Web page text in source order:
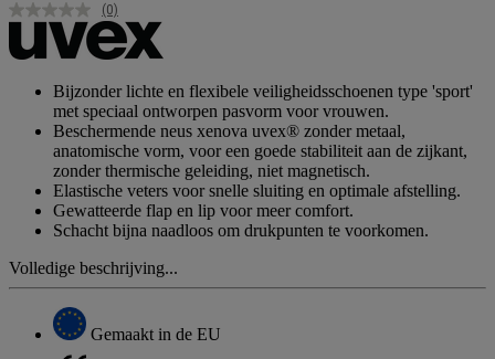
Geen
scorewaarde.
Dezelfde
(0)
Bijzonder lichte en flexibele veiligheidsschoenen type 'sport'
met speciaal ontworpen pasvorm voor vrouwen.
Beschermende neus xenova uvex® zonder metaal,
anatomische vorm, voor een goede stabiliteit aan de zijkant,
zonder thermische geleiding, niet magnetisch.
Elastische veters voor snelle sluiting en optimale afstelling.
Gewatteerde flap en lip voor meer comfort.
Schacht bijna naadloos om drukpunten te voorkomen.
Volledige beschrijving...
Gemaakt in de EU